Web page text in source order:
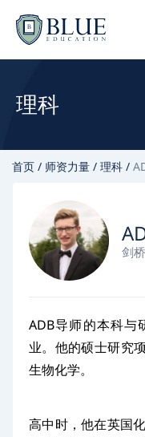
理科
首页 师资力量 理科
剑
ADB导师的本科与
业。他的硕士研究
生物化学。
高中时，他在英国